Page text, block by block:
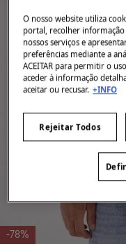
-78%
O nosso website utiliza
portal, recolher
nossos serviços e
preferências mediante a
ACEITAR para permitir o
aceder à informação
aceitar ou recusar. +INFO
Rejeitar Todos